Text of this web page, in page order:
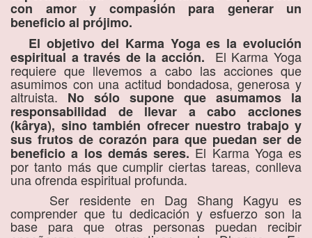
con amor y compasión para generar un
beneficio al prójimo.
El objetivo del Karma Yoga es la evolución
espiritual a través de la acción. El Karma Yoga
requiere que llevemos a cabo las acciones que
asumimos con una actitud bondadosa, generosa y
altruista. No sólo supone que asumamos la
responsabilidad de llevar a cabo acciones
(kârya), sino también ofrecer nuestro trabajo y
sus frutos de corazón para que puedan ser de
beneficio a los demás seres. El Karma Yoga es
por tanto más que cumplir ciertas tareas, conlleva
una ofrenda espiritual profunda.
Ser residente en Dag Shang Kagyu es
comprender que tu dedicación y esfuerzo son la
base para que otras personas puedan recibir